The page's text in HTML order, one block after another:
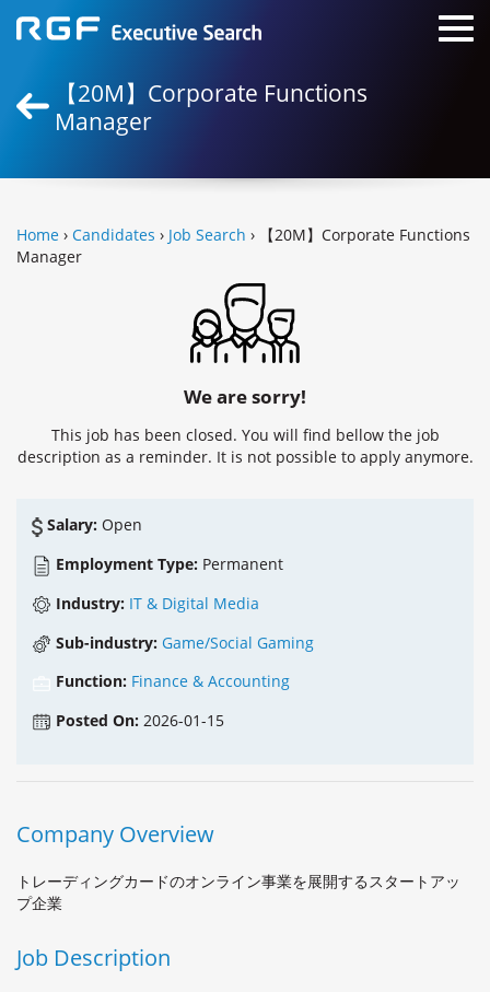
【20M】Corporate Functions
Manager
Home › Candidates › Job Search › 【20M】Corporate Functions
Manager
We are sorry!
This job has been closed. You will find bellow the job
description as a reminder. It is not possible to apply anymore.
Salary:Open
Employment Type: Permanent
Industry: IT & Digital Media
Sub-industry:Game/Social Gaming
Function: Finance & Accounting
Posted On:2026-01-15
Company Overview
トレーディングカードのオンライン事業を展開するスタートアッ
プ企業
Job Description